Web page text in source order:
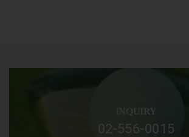
INQUIRY
02-556-0015